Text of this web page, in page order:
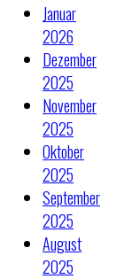
Januar
2026
Dezember
2025
November
2025
Oktober
2025
September
2025
August
2025